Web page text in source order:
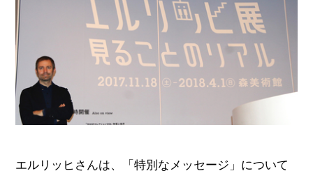
エルリッヒさんは、「特別なメッセージ」について